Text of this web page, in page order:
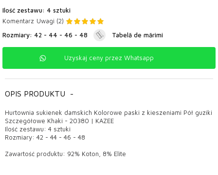
Ilość zestawu: 4 sztuki
Komentarz Uwagi (2)
Rozmiary: 42 - 44 - 46 - 48
Tabelă de mărimi
Uzyskaj ceny przez Whatsapp
OPIS PRODUKTU -
Hurtownia sukienek damskich Kolorowe paski z kieszeniami Pół guziki
Szczegółowe Khaki - 20380 | KAZEE
Ilość zestawu: 4 sztuki
Rozmiary: 42 - 44 - 46 - 48
Zawartość produktu: 92% Koton, 8% Elite